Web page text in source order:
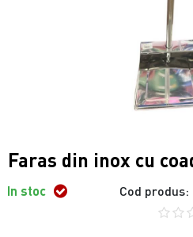
Faras din inox cu
In stoc Cod produs: